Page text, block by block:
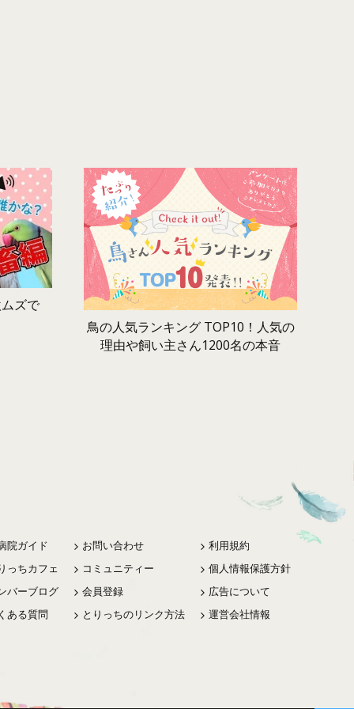
ズで
鳥の人気ランキング TOP10！人気の
理由や飼い主さん1200名の本音
院ガイド
っちカフェ
バーブログ
ある質問
お問い合わせ
コミュニティー
会員登録
とりっちのリンク方法
利用規約
個人情報保護方針
広告について
運営会社情報